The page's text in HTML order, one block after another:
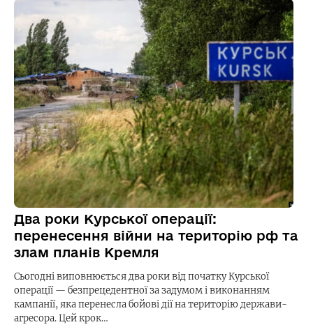
Два роки Курської операції:
перенесення війни на територію рф та
злам планів Кремля
Сьогодні виповнюється два роки від початку Курської
операції — безпрецедентної за задумом і виконанням
кампанії, яка перенесла бойові дії на територію держави-
агресора. Цей крок…